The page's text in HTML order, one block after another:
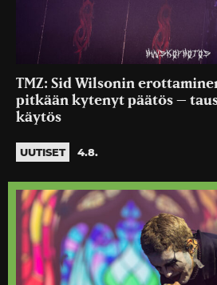
TMZ: Sid Wilsonin
pitkään kytenyt päätös –
käytös
UUTISET 4.8.